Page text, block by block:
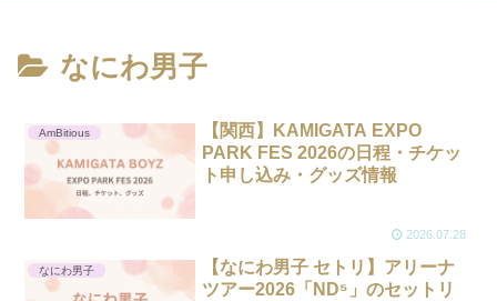
なにわ男子
AmBitious
【関西】KAMIGATA EXPO
PARK FES 2026の日程・チケッ
ト申し込み・グッズ情報
2026.07.28
なにわ男子
【なにわ男子 セトリ】アリーナ
ツアー2026「ND⁵」のセットリ